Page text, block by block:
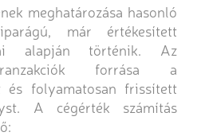
meghatározása hasonló
már értékesített
alapján történik. Az
forrása a
és folyamatosan frissített
A cégérték számítás